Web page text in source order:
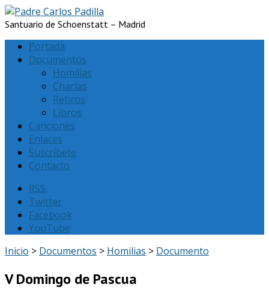
Santuario de Schoenstatt – Madrid
Portada
Documentos
Homilias
Charlas
Retiros
Libros
Canciones
Enlaces
Suscríbete
Contacto
RSS
Twitter
Facebook
YouTube
Inicio > Documentos > Homilias > Documento
V Domingo de Pascua